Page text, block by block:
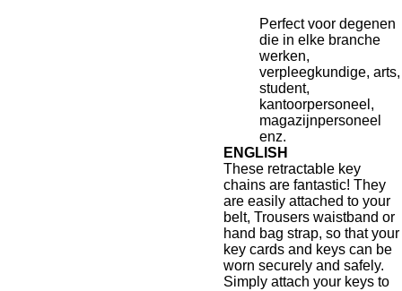
Perfect voor degenen
die in elke branche
werken,
verpleegkundige, arts,
student,
kantoorpersoneel,
magazijnpersoneel
enz.
ENGLISH
These retractable key
chains are fantastic! They
are easily attached to your
belt, Trousers waistband or
hand bag strap, so that your
key cards and keys can be
worn securely and safely.
Simply attach your keys to